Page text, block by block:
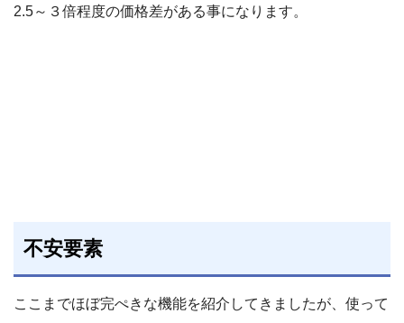
2.5～３倍程度の価格差がある事になります。
不安要素
ここまでほぼ完ぺきな機能を紹介してきましたが、使って